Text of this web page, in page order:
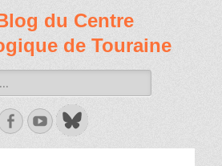
du Centre
de Touraine
Facebook
Youtube